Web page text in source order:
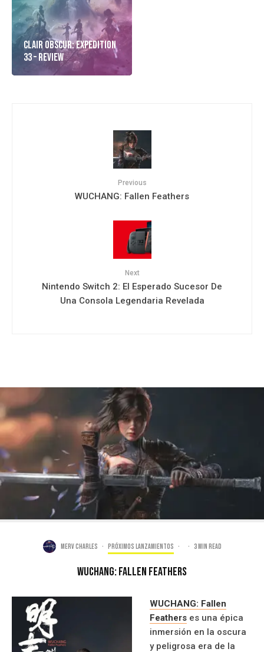
Clair Obscur: Expedition
33 – Review
Previous
WUCHANG: Fallen Feathers
Next
Nintendo Switch 2: El Esperado Sucesor De
Una Consola Legendaria Revelada
Merv Charles · Próximos Lanzamientos · · 3 min read
WUCHANG: Fallen Feathers
WUCHANG: Fallen
Feathers es una épica
inmersión en la oscura
y peligrosa era de la